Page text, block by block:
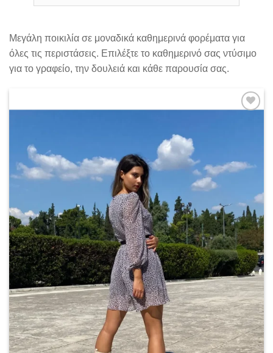
Mεγάλη ποικιλία σε μοναδικά καθημερινά φορέματα για
όλες τις περιστάσεις. Επιλέξτε το καθημερινό σας ντύσιμο
για το γραφείο, την δουλειά και κάθε παρουσία σας.